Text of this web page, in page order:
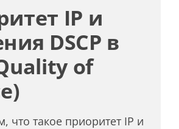
IP и
DSCP в
of
что такое приоритет IP и